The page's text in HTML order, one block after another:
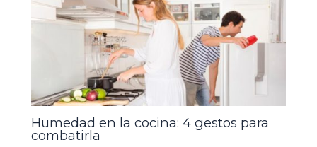
Humedad en la cocina: 4 gestos para
combatirla